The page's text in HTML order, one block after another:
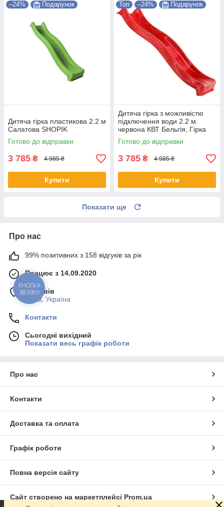
–24% Подарунок
Дитяча гірка пластикова 2.2 м
Салатова SHOPIK
Готово до відправки
3 785 ₴ 4 985 ₴
Купити
Топ –24% Подарунок
Дитяча гірка з можливістю
підключення води 2.2 м.
червона КВТ Бельгія, Гірка
дитяча 2.2 м. червона
Бельгія
Готово до відправки
3 785 ₴ 4 985 ₴
Купити
Показати ще
Про нас
99% позитивних з 158 відгуків за рік
Працює з 14.09.2020
м. Львів
Львів, Україна
Контакти
Сьогодні вихідний
Показати весь графік роботи
Про нас
Контакти
Доставка та оплата
Графік роботи
Повна версія сайту
Сайт створено на маркетплейсі Prom.ua
КНОПКА
ЗВ'ЯЗКУ